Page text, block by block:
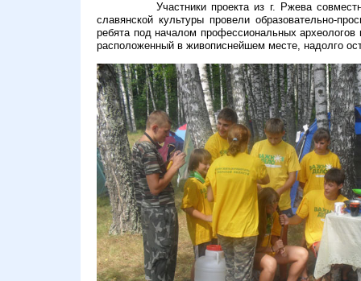
Участники проекта из г. Ржева
славянской культуры провели образовательно-
ребята под началом профессиональных
расположенный в живописнейшем месте, надолго